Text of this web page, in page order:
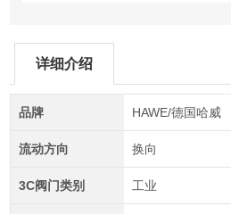
详细介绍
品牌 HAWE/德国哈威
流动方向 换向
3C阀门类别 工业